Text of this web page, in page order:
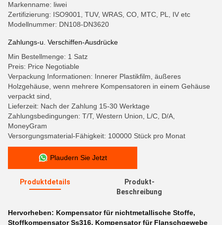
Markenname: liwei
Zertifizierung: ISO9001, TUV, WRAS, CO, MTC, PL, IV etc
Modellnummer: DN108-DN3620
Zahlungs-u. Verschiffen-Ausdrücke
Min Bestellmenge: 1 Satz
Preis: Price Negotiable
Verpackung Informationen: Innerer Plastikfilm, äußeres
Holzgehäuse, wenn mehrere Kompensatoren in einem Gehäuse
verpackt sind,
Lieferzeit: Nach der Zahlung 15-30 Werktage
Zahlungsbedingungen: T/T, Western Union, L/C, D/A,
MoneyGram
Versorgungsmaterial-Fähigkeit: 100000 Stück pro Monat
Plaudern Sie Jetzt
Produktdetails
Produkt-
Beschreibung
Hervorheben: Kompensator für nichtmetallische Stoffe,
Stoffkompensator Ss316, Kompensator für Flanschgewebe